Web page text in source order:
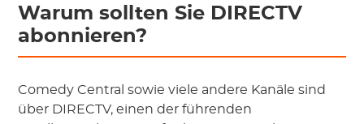
Warum sollten Sie DIRECTV
abonnieren?
Comedy Central sowie viele andere Kanäle sind
über DIRECTV, einen der führenden